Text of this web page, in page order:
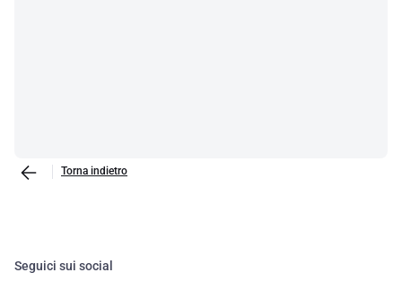
Torna indietro
Seguici sui social